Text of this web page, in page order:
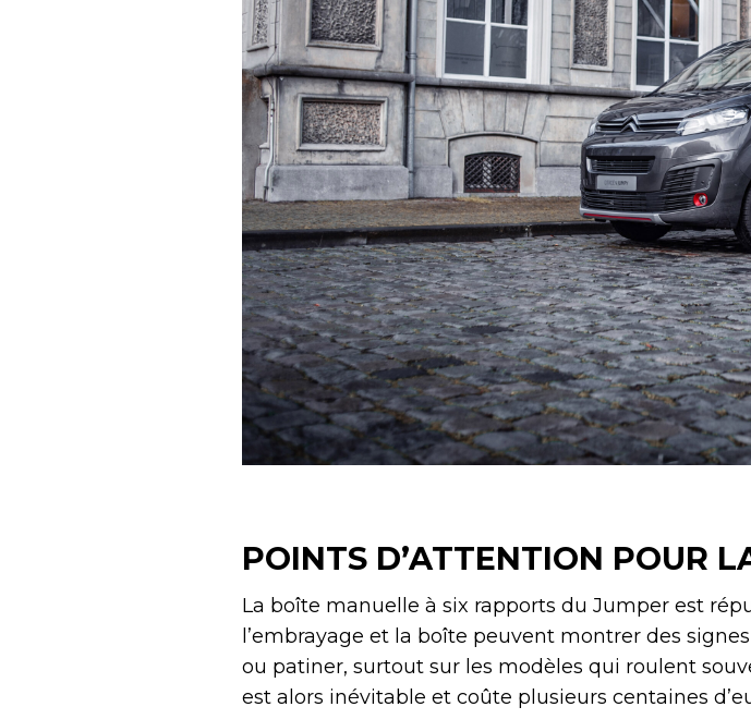
POINTS D’ATTENTION POUR
La boîte manuelle à six rapports du Jumper est
l’embrayage et la boîte peuvent montrer des
ou patiner, surtout sur les modèles qui roulent
est alors inévitable et coûte plusieurs centaines